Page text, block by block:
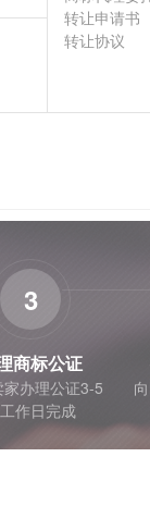
转让申请书
转让协议
3
商标公证
办理公证3-5
作日完成